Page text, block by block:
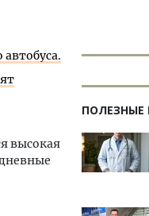
автобуса.
высокая
ПОЛЕЗНЫЕ